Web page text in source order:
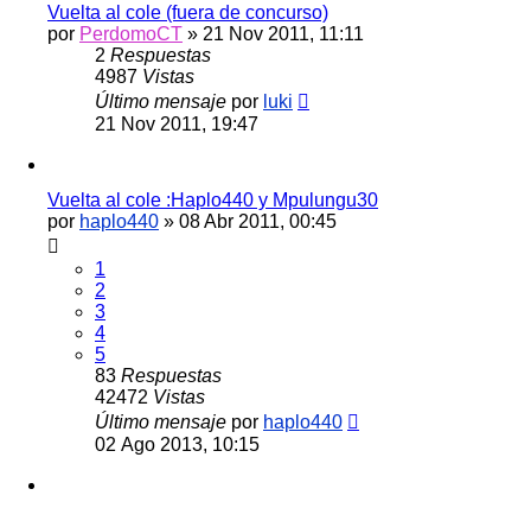
Vuelta al cole (fuera de concurso)
por PerdomoCT » 21 Nov 2011, 11:11
2 Respuestas
4987 Vistas
Último mensaje por luki
21 Nov 2011, 19:47
Vuelta al cole :Haplo440 y Mpulungu30
por haplo440 » 08 Abr 2011, 00:45
1
2
3
4
5
83 Respuestas
42472 Vistas
Último mensaje por haplo440
02 Ago 2013, 10:15